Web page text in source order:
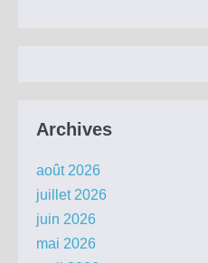
Archives
août 2026
juillet 2026
juin 2026
mai 2026